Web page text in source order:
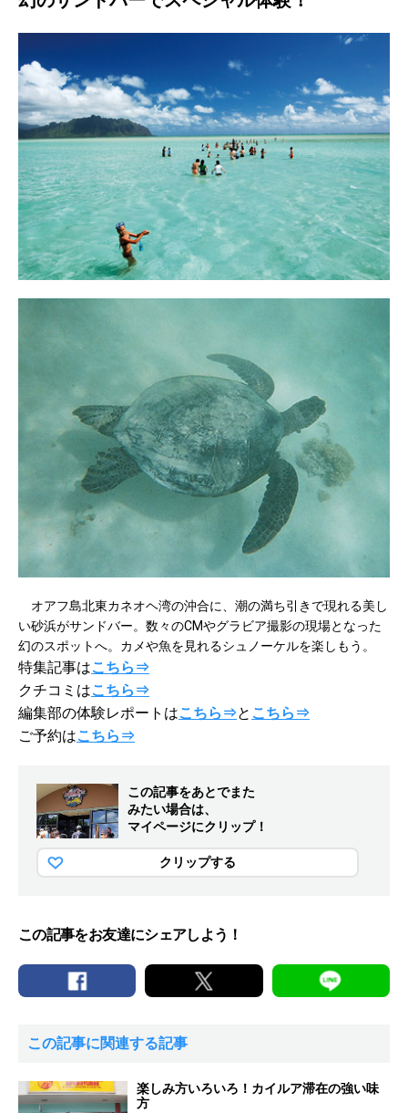
オアフ島北東カネオヘ湾の沖合に、潮の満ち引きで現れる美し
い砂浜がサンドバー。数々のCMやグラビア撮影の現場となった
幻のスポットへ。カメや魚を見れるシュノーケルを楽しもう。
特集記事はこちら⇒
クチコミはこちら⇒
編集部の体験レポートはこちら⇒と こちら⇒
ご予約はこちら⇒
この記事をあとでまた
みたい場合は、
マイページにクリップ！
クリップする
この記事をお友達にシェアしよう！
この記事に関連する記事
楽しみ方いろいろ！カイルア滞在の強い味
方